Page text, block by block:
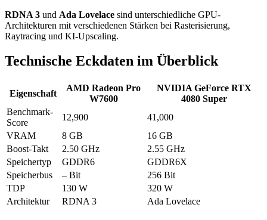
RDNA 3 und Ada Lovelace sind unterschiedliche GPU-
Architekturen mit verschiedenen Stärken bei Rasterisierung,
Raytracing und KI-Upscaling.
Technische Eckdaten im Überblick
Eigenschaft
AMD Radeon Pro
W7600
NVIDIA GeForce RTX
4080 Super
Benchmark-
Score
12,900
41,000
VRAM
8 GB
16 GB
Boost-Takt
2.50 GHz
2.55 GHz
Speichertyp
GDDR6
GDDR6X
Speicherbus
– Bit
256 Bit
TDP
130 W
320 W
Architektur
RDNA 3 Ada Lovelace